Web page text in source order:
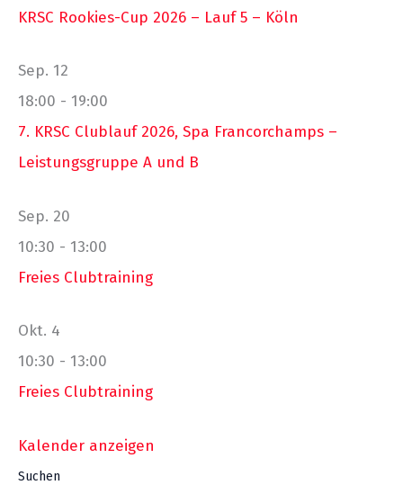
KRSC Rookies-Cup 2026 – Lauf 5 – Köln
Sep. 12
18:00 - 19:00
7. KRSC Clublauf 2026, Spa Francorchamps –
Leistungsgruppe A und B
Sep. 20
10:30 - 13:00
Freies Clubtraining
Okt. 4
10:30 - 13:00
Freies Clubtraining
Kalender anzeigen
Suchen